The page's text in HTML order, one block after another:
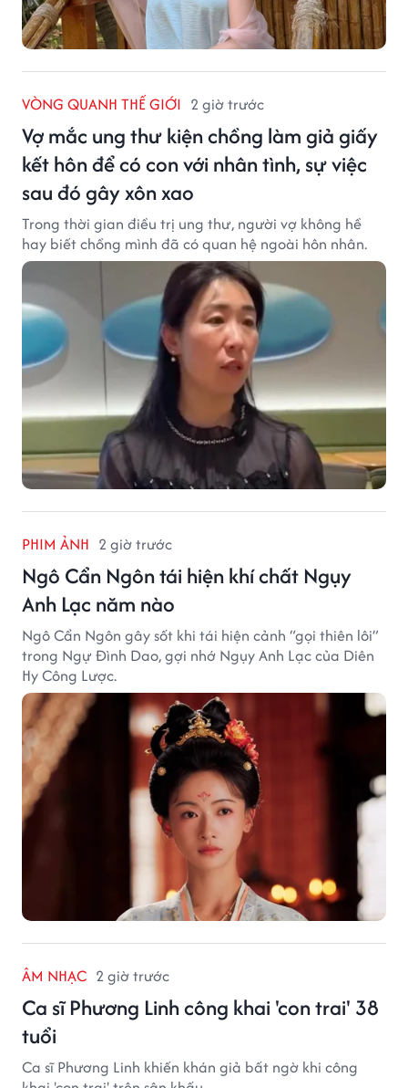
VÒNG QUANH THẾ GIỚI 2 giờ trước
Vợ mắc ung thư kiện chồng làm giả giấy
kết hôn để có con với nhân tình, sự việc
sau đó gây xôn xao
Trong thời gian điều trị ung thư, người vợ không hề
hay biết chồng mình đã có quan hệ ngoài hôn nhân.
PHIM ẢNH 2 giờ trước
Ngô Cẩn Ngôn tái hiện khí chất Ngụy
Anh Lạc năm nào
Ngô Cẩn Ngôn gây sốt khi tái hiện cảnh “gọi thiên lôi”
trong Ngự Đình Dao, gợi nhớ Ngụy Anh Lạc của Diên
Hy Công Lược.
ÂM NHẠC 2 giờ trước
Ca sĩ Phương Linh công khai 'con trai' 38
tuổi
Ca sĩ Phương Linh khiến khán giả bất ngờ khi công